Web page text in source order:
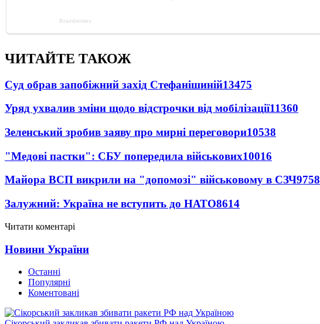
ЧИТАЙТЕ ТАКОЖ
Суд обрав запобіжний захід Стефанішиній13475
Уряд ухвалив зміни щодо відстрочки від мобілізації11360
Зеленський зробив заяву про мирні переговори10538
"Медові пастки": СБУ попередила військових10016
Майора ВСП викрили на "допомозі" військовому в СЗЧ9758
Залужний: Україна не вступить до НАТО8614
Читати коментарі
Новини України
Останні
Популярні
Коментовані